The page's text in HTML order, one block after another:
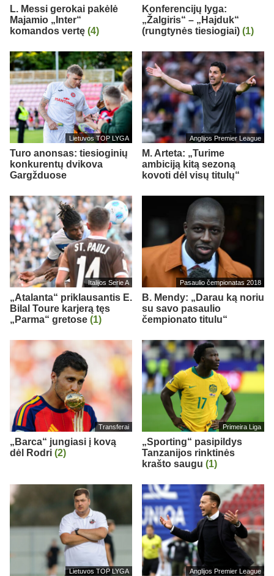
L. Messi gerokai pakėlė
Majamio „Inter“
komandos vertę (4)
Konferencijų lyga:
„Žalgiris“ – „Hajduk“
(rungtynės tiesiogiai) (1)
Lietuvos TOP LYGA
Turo anonsas: tiesioginių
konkurentų dvikova
Gargžduose
Anglijos Premier League
M. Arteta: „Turime
ambiciją kitą sezoną
kovoti dėl visų titulų“
Italijos Serie A
„Atalanta“ priklausantis E.
Bilal Toure karjerą tęs
„Parma“ gretose (1)
Pasaulio čempionatas 2018
B. Mendy: „Darau ką noriu
su savo pasaulio
čempionato titulu“
Transferai
„Barca“ jungiasi į kovą
dėl Rodri (2)
Primeira Liga
„Sporting“ pasipildys
Tanzanijos rinktinės
krašto saugu (1)
Lietuvos TOP LYGA Anglijos Premier League